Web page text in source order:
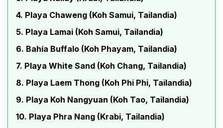
4. Playa Chaweng (Koh Samui, Tailandia)
5. Playa Lamai (Koh Samui, Tailandia)
6. Bahía Buffalo (Koh Phayam, Tailandia)
7. Playa White Sand (Koh Chang, Tailandia)
8. Playa Laem Thong (Koh Phi Phi, Tailandia)
9. Playa Koh Nangyuan (Koh Tao, Tailandia)
10. Playa Phra Nang (Krabi, Tailandia)